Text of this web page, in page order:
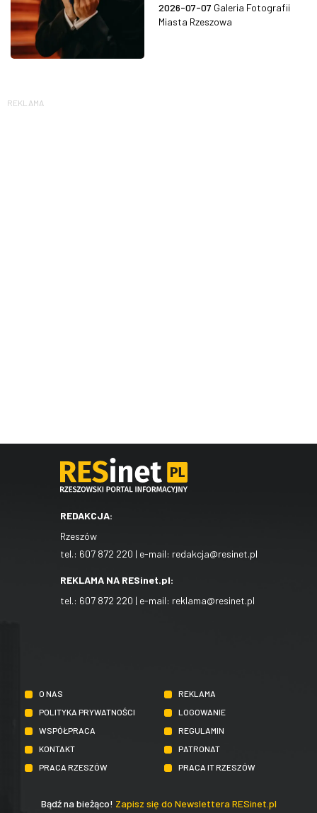
2026-07-07 Galeria Fotografii
Miasta Rzeszowa
REKLAMA
REDAKCJA:
Rzeszów
tel.: 607 872 220 | e-mail: redakcja@resinet.pl
REKLAMA NA RESinet.pl:
tel.: 607 872 220 | e-mail: reklama@resinet.pl
O NAS
REKLAMA
POLITYKA PRYWATNOŚCI
LOGOWANIE
WSPÓŁPRACA
REGULAMIN
KONTAKT
PATRONAT
PRACA RZESZÓW
PRACA IT RZESZÓW
Bądź na bieżąco! Zapisz się do Newslettera RESinet.pl